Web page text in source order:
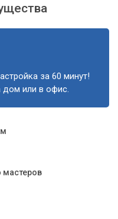
за 60 минут!
дом или в офис.